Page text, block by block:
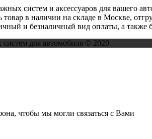
систем и аксессуаров для вашего
в наличии на складе в Москве,
и безналичный вид оплаты, а также
для автомобиля © 2020
чтобы мы могли связаться с Вами